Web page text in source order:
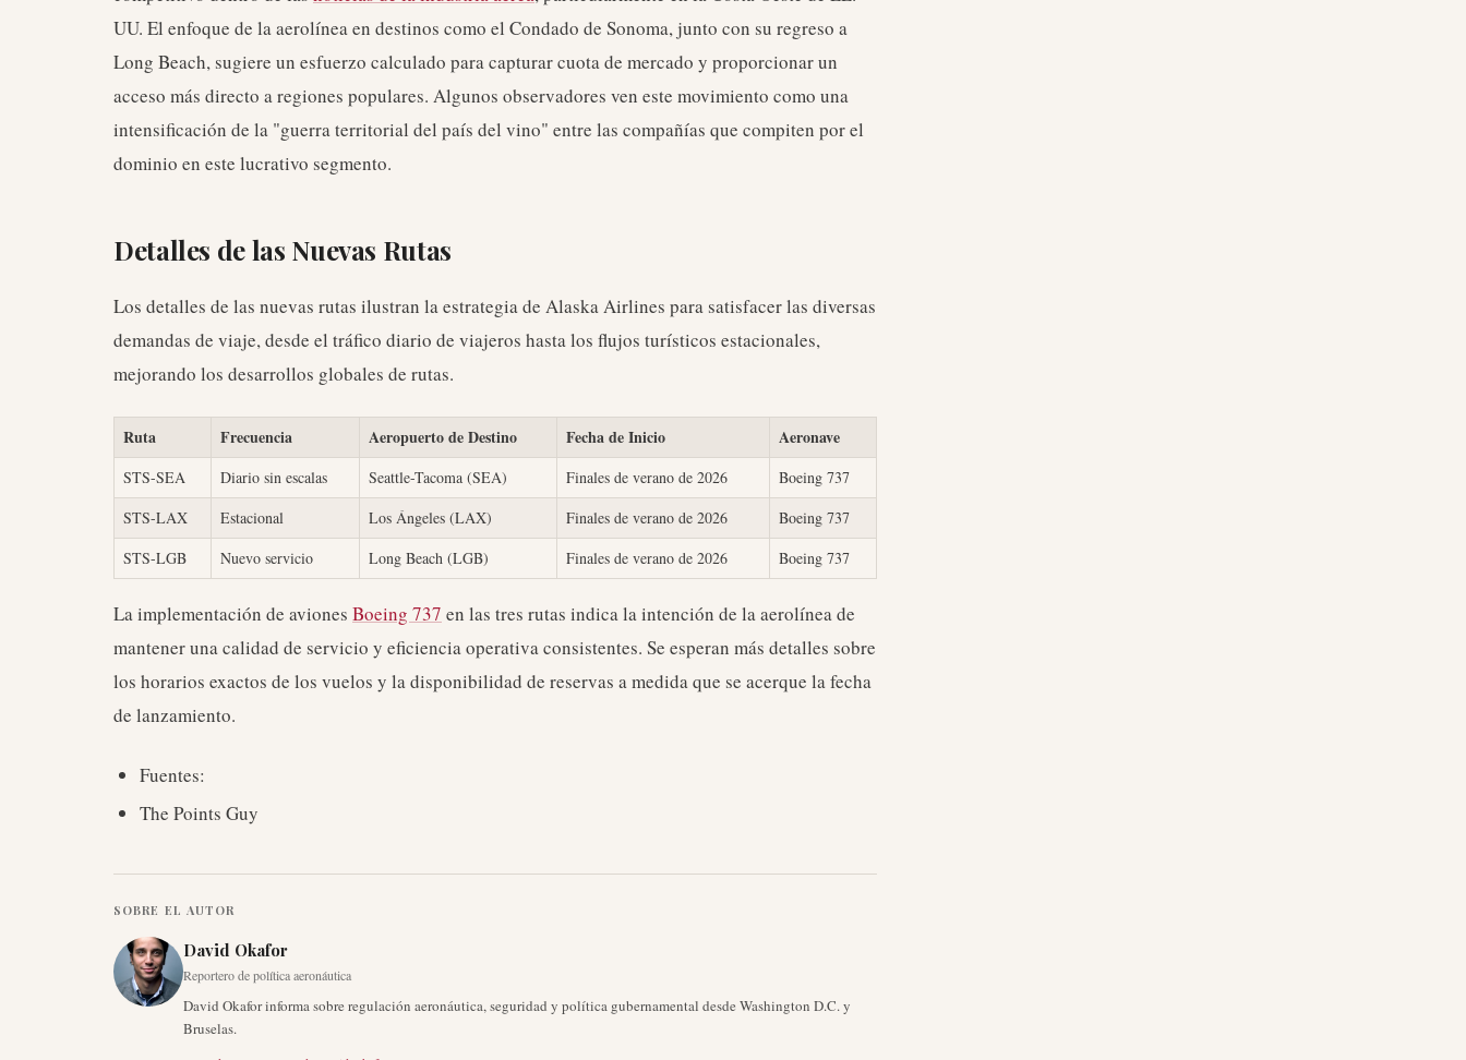
UU. El enfoque de la aerolínea en destinos como el Condado de Sonoma, junto con su regreso a
Long Beach, sugiere un esfuerzo calculado para capturar cuota de mercado y proporcionar un
acceso más directo a regiones populares. Algunos observadores ven este movimiento como una
intensificación de la "guerra territorial del país del vino" entre las compañías que compiten por el
dominio en este lucrativo segmento.
Detalles de las Nuevas Rutas
Los detalles de las nuevas rutas ilustran la estrategia de Alaska Airlines para satisfacer las diversas
demandas de viaje, desde el tráfico diario de viajeros hasta los flujos turísticos estacionales,
mejorando los desarrollos globales de rutas.
Ruta Frecuencia Aeropuerto de Destino Fecha de Inicio Aeronave
STS-SEA Diario sin escalas Seattle-Tacoma (SEA) Finales de verano de 2026
Boeing 737
STS-LAX
Estacional Los Ángeles (LAX) Finales de verano de 2026
Boeing 737
STS-LGB
Nuevo servicio Long Beach (LGB) Finales de verano de 2026 Boeing 737
La implementación de aviones Boeing 737 en las tres rutas indica la intención de la aerolínea de
mantener una calidad de servicio y eficiencia operativa consistentes. Se esperan más detalles sobre
los horarios exactos de los vuelos y la disponibilidad de reservas a medida que se acerque la fecha
de lanzamiento.
Fuentes:
The Points Guy
SOBRE EL AUTOR
David Okafor
Reportero de política aeronáutica
David Okafor informa sobre regulación aeronáutica, seguridad y política gubernamental desde Washington D.C. y
Bruselas.